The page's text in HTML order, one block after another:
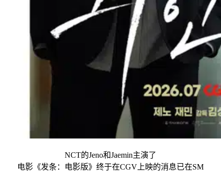
NCT的Jeno和Jaemin主演了
电影《发条：电影版》终于在CGV上映的消息已在SM